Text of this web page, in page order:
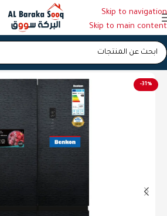
Skip to navigation
Skip to main content
الرئيسية/ثلاجات
-31%